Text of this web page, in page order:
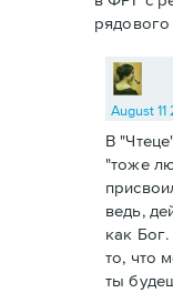
August 11
В
"тоже
ведь,
как
то, что
ты